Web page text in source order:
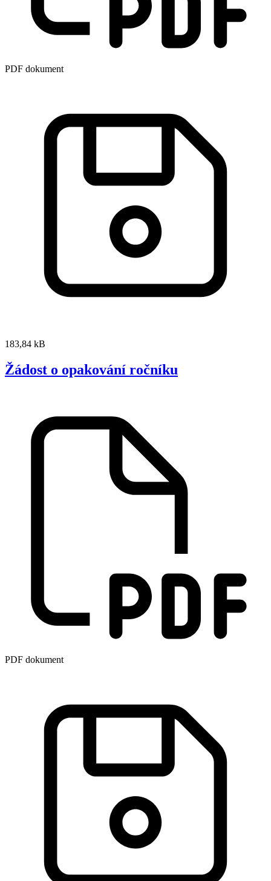
PDF dokument
183,84 kB
Žádost o opakování ročníku
PDF dokument